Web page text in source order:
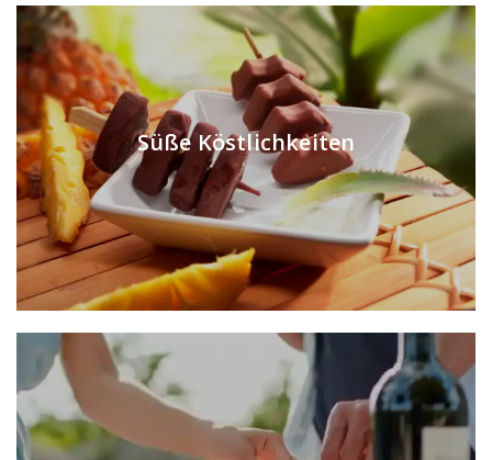
Süße Köstlichkeiten